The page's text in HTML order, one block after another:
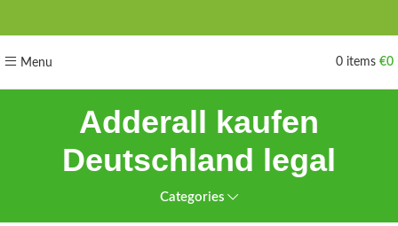
Menu 0 items €0
Adderall kaufen
Deutschland legal
Categories